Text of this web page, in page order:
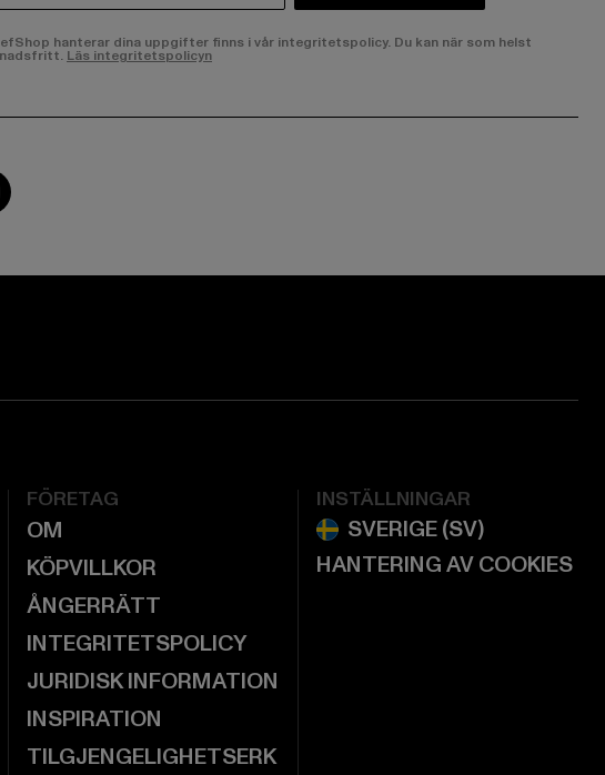
hanterar dina uppgifter finns i vår integritetspolicy. Du kan när som helst
Läs integritetspolicyn
page:
Facebook page:
Visit our YouTube channel:
FÖRETAG
OM
KÖPVILLKOR
ÅNGERRÄTT
INTEGRITETSPOLICY
JURIDISK INFORMATION
INSPIRATION
TILGJENGELIGHETSERK
INSTÄLLNINGAR
HANTERING AV COOKIES